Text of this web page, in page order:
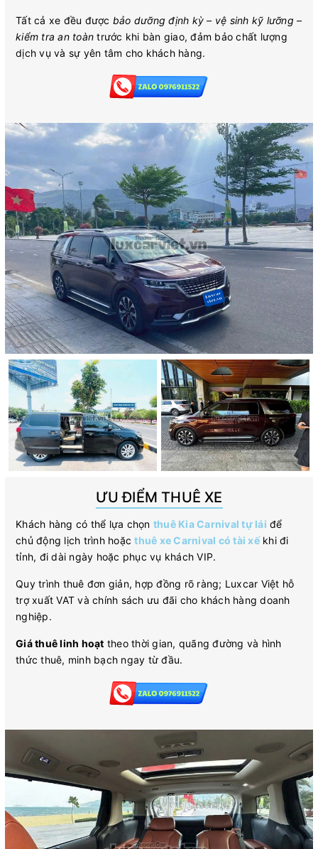
Tất cả xe đều được bảo dưỡng định kỳ – vệ sinh kỹ lưỡng –
kiểm tra an toàn trước khi bàn giao, đảm bảo chất lượng
dịch vụ và sự yên tâm cho khách hàng.
ƯU ĐIỂM THUÊ XE
Khách hàng có thể lựa chọn thuê Kia Carnival tự lái để
chủ động lịch trình hoặcthuê xe Carnival có tài xếkhi đi
tỉnh, đi dài ngày hoặc phục vụ khách VIP.
Quy trình thuê đơn giản, hợp đồng rõ ràng; Luxcar Việt hỗ
trợ xuất VAT và chính sách ưu đãi cho khách hàng doanh
nghiệp.
Giá thuê linh hoạt theo thời gian, quãng đường và hình
thức thuê, minh bạch ngay từ đầu.